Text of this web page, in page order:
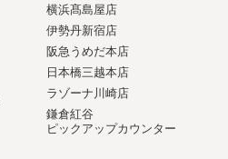
横浜髙島屋店
伊勢丹新宿店
阪急うめだ本店
日本橋三越本店
ラゾーナ川崎店
鎌倉紅谷
ピックアップカウンター